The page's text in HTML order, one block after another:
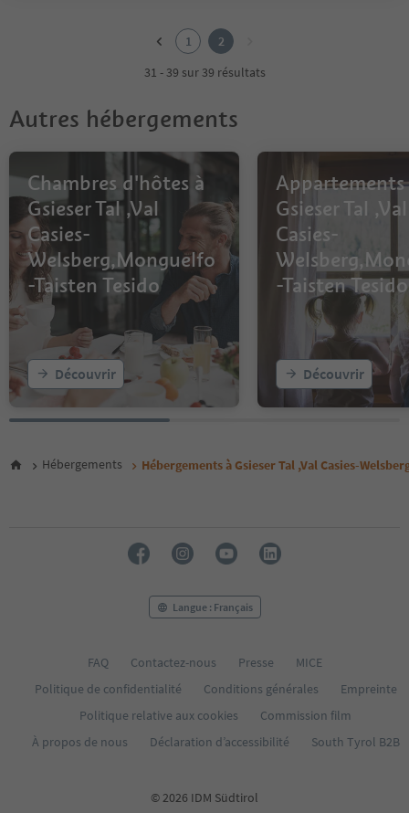
1
2
31 - 39 sur 39 résultats
Autres hébergements
Chambres d'hôtes à
Gsieser Tal ,Val
Casies-
Welsberg,Monguelfo
-Taisten Tesido
Découvrir
Appartements
Gsieser Tal ,Val
Casies-
-Taisten Tesido
Découvrir
Hébergements Hébergements à Gsieser Tal ,Val Casies-
Langue : Français
FAQ Contactez-nous Presse
MICE
Politique de confidentialité
Conditions générales
Empreinte
Politique relative aux cookies
Commission film
À propos de nous
Déclaration d’accessibilité South Tyrol B2B
© 2026 IDM Südtirol